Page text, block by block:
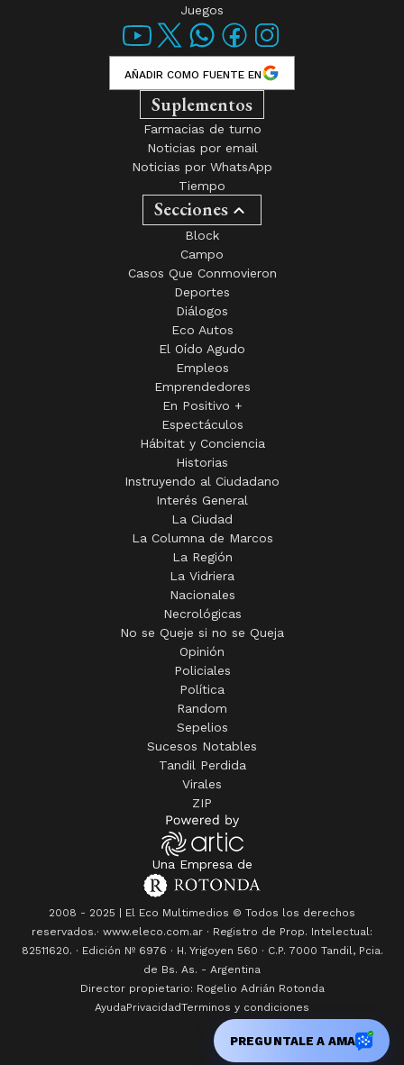
Juegos
AÑADIR COMO FUENTE EN
Suplementos
Farmacias de turno
Noticias por email
Noticias por WhatsApp
Tiempo
Secciones
Block
Campo
Casos Que Conmovieron
Deportes
Diálogos
Eco Autos
El Oído Agudo
Empleos
Emprendedores
En Positivo +
Espectáculos
Hábitat y Conciencia
Historias
Instruyendo al Ciudadano
Interés General
La Ciudad
La Columna de Marcos
La Región
La Vidriera
Nacionales
Necrológicas
No se Queje si no se Queja
Opinión
Policiales
Política
Random
Sepelios
Sucesos Notables
Tandil Perdida
Virales
ZIP
Una Empresa de
2008 - 2025 | El Eco Multimedios © Todos los derechos
reservados.· www.eleco.com.ar · Registro de Prop. Intelectual:
82511620. · Edición Nº 6976 · H. Yrigoyen 560 · C.P. 7000 Tandil, Pcia.
de Bs. As. - Argentina
Director propietario: Rogelio Adrián Rotonda
AyudaPrivacidadTerminos y condiciones
PREGUNTALE A AMA